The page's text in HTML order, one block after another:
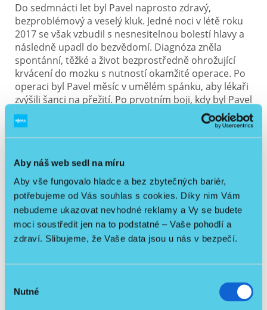
Aby náš web sedl na míru
Aby vše fungovalo hladce a bez zbytečných bariér,
potřebujeme od Vás souhlas s cookies. Díky nim Vám
nebudeme ukazovat nevhodné reklamy a Vy se budete
moci soustředit jen na to podstatné – Vaše pohodlí a
zdraví. Slibujeme, že Vaše data jsou u nás v bezpečí.
souhlasu
Nutné
Do sedmnácti let byl Pavel naprosto zdravý,
bezproblémový a veselý kluk. Jedné noci v létě roku
2017 se však vzbudil s nesnesitelnou bolestí hlavy a
následně upadl do bezvědomí. Diagnóza zněla
spontánní, těžké a život bezprostředně ohrožující
krvácení do mozku s nutností okamžité operace. Po
operaci byl Pavel měsíc v umělém spánku, aby lékaři
zvýšili šanci na přežití. Po prvotním boji, kdy byl Pavel
zcela nehybný, dokonce hrozilo, že se svým otcem a
sestrou, z důvodu tíživé rodinné situace, přijdou i o
svůj domov. Ten se ale díky organizátorům projektu
Pavel je mentálně zdráv, avšak i dnes je stále plně
ochrnutý na levou stranu těla. Upoután na invalidní
vozík absolvuje nikdy nekončící řetězec rehabilitací,
který jsme mu alespoň částečně ulehčili darováním
motomedu Thera Vital.